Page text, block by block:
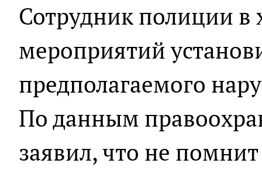
Сотрудник полиции в
мероприятий
предполагаемого
По данным
заявил, что не помнит